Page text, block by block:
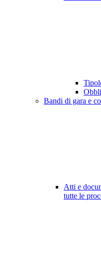
Bandi di gara e
Atti e
tutte le